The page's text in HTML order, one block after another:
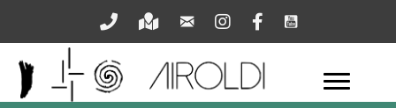
Nous appeler
Venir Nous écrireInstagramFacebookYoutube